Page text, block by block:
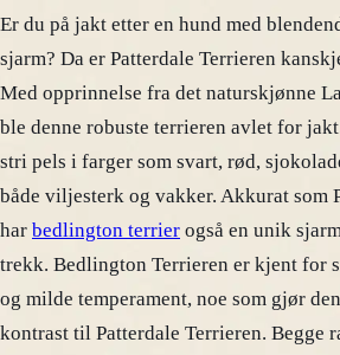
Er du på jakt etter en hund med
sjarm? Da er Patterdale Terrieren
Med opprinnelse fra det naturskjønne
ble denne robuste terrieren avlet for
stri pels i farger som svart, rød,
både viljesterk og vakker. Akkurat som
har bedlington terrier også en unik
trekk. Bedlington Terrieren er kjent for
og milde temperament, noe som gjør
kontrast til Patterdale Terrieren. Begge